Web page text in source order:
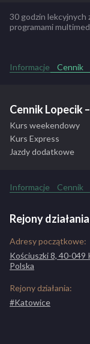
ZOBACZ PEŁNY
30 godzin lekcyjnych
programami
Informacje Cennik
Cennik Lopecik
Kurs weekendowy
Kurs Express
Jazdy dodatkowe
Informacje Cennik
Rejony działania
Adresy początkowe:
Kościuszki 8, 40-049
Polska
Rejony działania:
#Katowice